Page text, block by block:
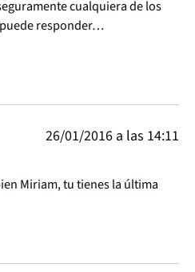
cualquiera de los
responder…
26/01/2016 a las 14:11
Miriam, tu tienes la última